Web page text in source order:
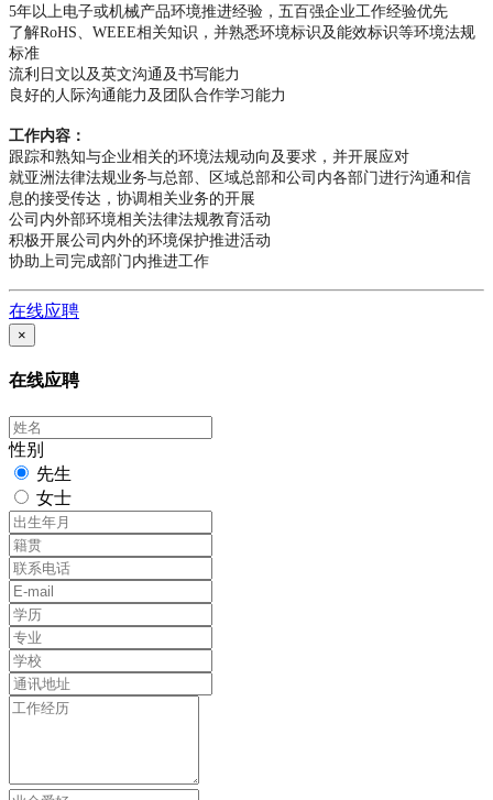
5年以上电子或机械产品环境推进经验，五百强企业工作经验优先
了解RoHS、WEEE相关知识，并熟悉环境标识及能效标识等环境法规
标准
流利日文以及英文沟通及书写能力
良好的人际沟通能力及团队合作学习能力
工作内容：
跟踪和熟知与企业相关的环境法规动向及要求，并开展应对
就亚洲法律法规业务与总部、区域总部和公司内各部门进行沟通和信
息的接受传达，协调相关业务的开展
公司内外部环境相关法律法规教育活动
积极开展公司内外的环境保护推进活动
协助上司完成部门内推进工作
在线应聘
×
在线应聘
性别
先生
女士